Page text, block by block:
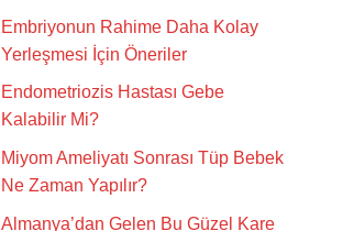
Embriyonun Rahime Daha Kolay
Yerleşmesi İçin Öneriler
Endometriozis Hastası Gebe
Kalabilir Mi?
Miyom Ameliyatı Sonrası Tüp Bebek
Ne Zaman Yapılır?
Almanya’dan Gelen Bu Güzel Kare